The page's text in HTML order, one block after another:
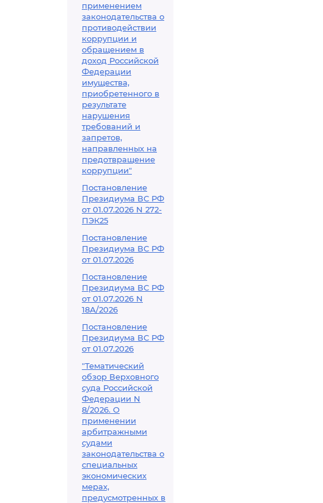
применением
законодательства о
противодействии
коррупции и
обращением в
доход Российской
Федерации
имущества,
приобретенного в
результате
нарушения
требований и
запретов,
направленных на
предотвращение
коррупции"
Постановление
Президиума ВС РФ
от 01.07.2026 N 272-
ПЭК25
Постановление
Президиума ВС РФ
от 01.07.2026
Постановление
Президиума ВС РФ
от 01.07.2026 N
18А/2026
Постановление
Президиума ВС РФ
от 01.07.2026
"Тематический
обзор Верховного
суда Российской
Федерации N
8/2026. О
применении
арбитражными
судами
законодательства о
специальных
экономических
мерах,
предусмотренных в